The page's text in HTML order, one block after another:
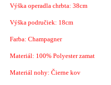
Výška operadla chrbta: 38cm
Výška područiek: 18cm
Farba: Champagner
Materiál: 100% Polyester zamat
Materiál nohy: Čierne kov